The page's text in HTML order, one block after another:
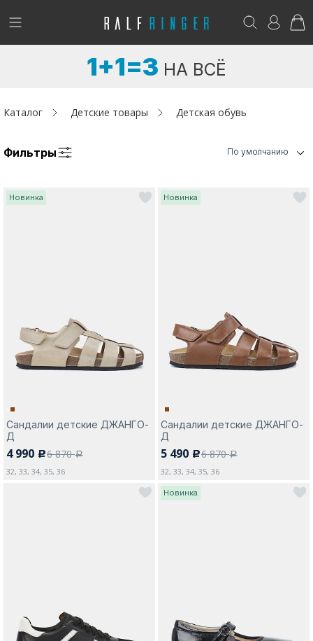
!
Женщинам
Изменить город
Возникли вопросы? - club@ralf.ru
1+1=3 НА ВСЁ
Каталог Детские товары Детская обувь
Фильтры По умолчанию
Новинка
Сандалии детские ДЖАНГО-
Д
4 990 c6 870a
32, 33, 34, 35, 36
Новинка
Сандалии детские ДЖАНГО-
Д
5 490 c6 870a
32, 33, 34, 35, 36
Новинка